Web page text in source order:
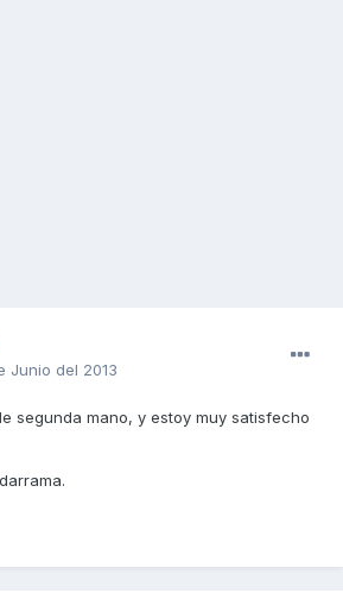
Junio del 2013
segunda mano, y estoy muy satisfecho